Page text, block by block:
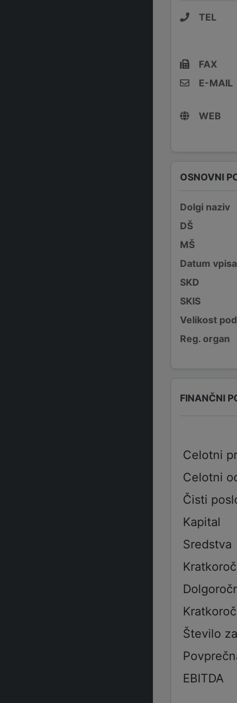
TEL
FAX
E-MAIL
WEB
OSNOVNI
Dolgi naziv
DŠ
MŠ
Datum
SKD
SKIS
Velikost
Reg. organ
FINANČNI
Celotni
Celotni
Čisti
Kapital
Sredstva
Število
EBITDA